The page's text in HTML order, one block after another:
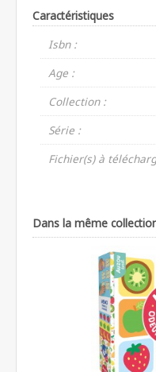
Caractéristiques
Isbn :
Age :
Collection :
Série :
Fichier(s) à
Dans la même